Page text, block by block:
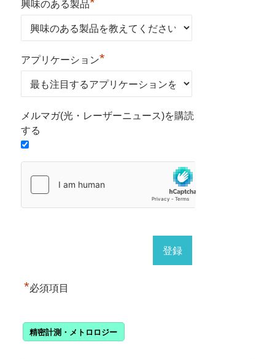
興味のある製品
アプリケーション*
メルマガ(光・レーザーニュース)を購読
する
*必須項目
精密計測・メトロロジー